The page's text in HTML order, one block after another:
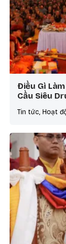
Điều Gì
Cầu Siêu
Tin tức, Hoạt